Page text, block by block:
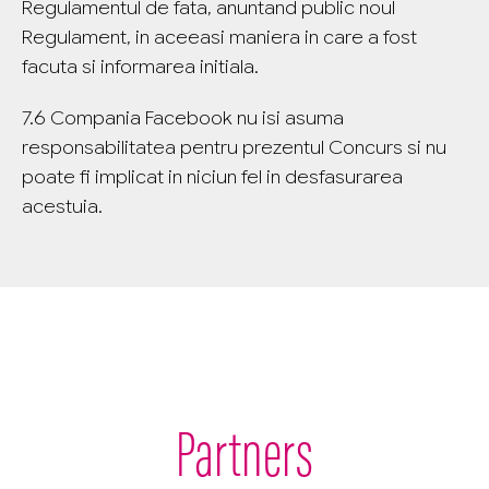
Regulamentul de fata, anuntand public noul
Regulament, in aceeasi maniera in care a fost
facuta si informarea initiala.
7.6 Compania Facebook nu isi asuma
responsabilitatea pentru prezentul Concurs si nu
poate fi implicat in niciun fel in desfasurarea
acestuia.
Partners